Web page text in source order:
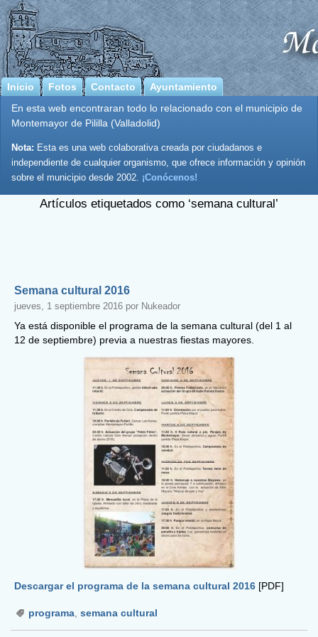
Inicio Fotos Contacto
Ayuntamiento
En esta web encontraran todo lo relacionado con el municipio de
Montemayor de Pililla (Valladolid)
Nota: Esta es una web colaborativa creada por ciudadanos e
independiente de cualquier organismo, que ofrece información y opinión
sobre el municipio desde 2002. ¡Conócenos!
Artículos etiquetados como ‘semana cultural’
Semana cultural 2016
jueves, 1 septiembre 2016 por Nukeador
Ya está disponible el programa de la semana cultural (del 1 al
12 de septiembre) previa a nuestras fiestas mayores.
Descargar el programa de la semana cultural 2016 [PDF]
programa semana cultural